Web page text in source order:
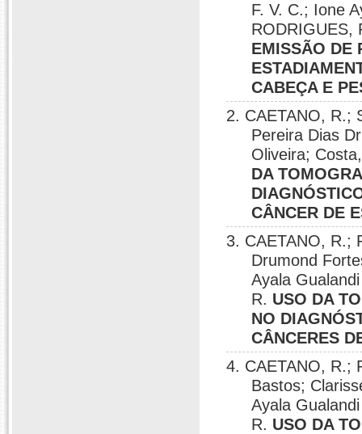
F. V. C.; Ione
RODRIGUES,
EMISSÃO DE
CABEÇA E
2. CAETANO, R.;
Pereira Dias
Oliveira;
DA
CÂNCER DE
3. CAETANO, R.;
Drumond
Ayala
R. USO DA
NO
CÂNCERES
4. CAETANO, R.;
Bastos;
Ayala
R. USO DA